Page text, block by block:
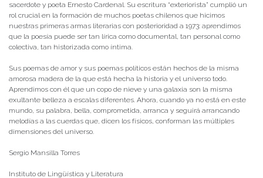
sacerdote y poeta Ernesto Cardenal. Su escritura “exteriorista” cumplió un
rol crucial en la formación de muchos poetas chilenos que hicimos
nuestras primeras armas literarias con posterioridad a 1973: aprendimos
que la poesía puede ser tan lírica como documental, tan personal como
colectiva, tan historizada como íntima.
Sus poemas de amor y sus poemas políticos están hechos de la misma
amorosa madera de la que está hecha la historia y el universo todo.
Aprendimos con él que un copo de nieve y una galaxia son la misma
exultante belleza a escalas diferentes. Ahora, cuando ya no está en este
mundo, su palabra, bella, comprometida, arranca y seguirá arrancando
melodías a las cuerdas que, dicen los físicos, conforman las múltiples
dimensiones del universo.
Sergio Mansilla Torres
Instituto de Lingüística y Literatura